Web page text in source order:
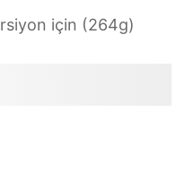
için (264g)